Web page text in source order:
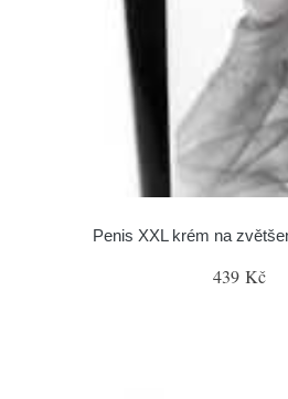
Penis XXL krém na
439 Kč